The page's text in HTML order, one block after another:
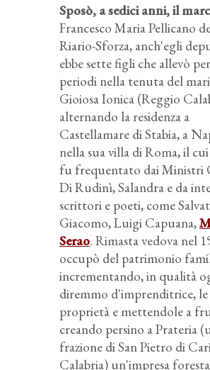
Sposò, a sedici anni, il
Francesco Maria Pellicano
Riario-Sforza, anch'egli
ebbe sette figli che allevò
periodi nella tenuta del
Gioiosa Ionica (Reggio
alternando la residenza a
Castellamare di Stabia, a
nella sua villa di Roma, il
fu frequentato dai Ministri
Di Rudinì, Salandra e da
scrittori e poeti, come
Giacomo, Luigi Capuana,
Serao. Rimasta vedova nel
occupò del patrimonio
incrementando, in qualità
diremmo d'imprenditrice, le
proprietà e mettendole a
creando persino a Prateria
frazione di San Pietro di
Calabria) un'impresa